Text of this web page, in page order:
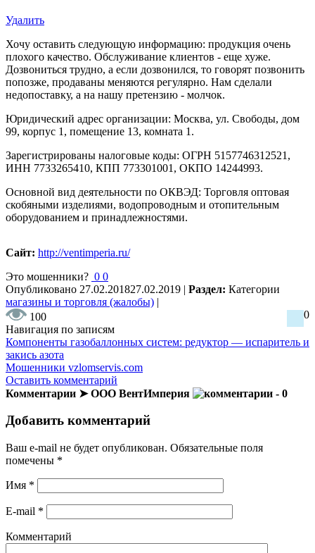
Удалить
Хочу оставить следующую информацию: продукция очень
плохого качество. Обслуживание клиентов - еще хуже.
Дозвониться трудно, а если дозвонился, то говорят позвонить
попозже, продаваны меняются регулярно. Нам сделали
недопоставку, а на нашу претензию - молчок.
Юридический адрес организации: Москва, ул. Свободы, дом
99, корпус 1, помещение 13, комната 1.
Зарегистрированы налоговые коды: ОГРН 5157746312521,
ИНН 7733265410, КПП 773301001, ОКПО 14244993.
Основной вид деятельности по ОКВЭД: Торговля оптовая
скобяными изделиями, водопроводным и отопительным
оборудованием и принадлежностями.
Сайт: http://ventimperia.ru/
Это мошенники? 0 0
Опубликовано 27.02.201827.02.2019 | Раздел: Категории
магазины и торговля (жалобы) |
100
0
Навигация по записям
Компоненты газобаллонных систем: редуктор — испаритель и
закись азота
Мошенники vzlomservis.com
Оставить комментарий
Комментарии ➤ ООО ВентИмперия
- 0
Добавить комментарий
Ваш e-mail не будет опубликован. Обязательные поля
помечены *
Имя *
E-mail *
Комментарий